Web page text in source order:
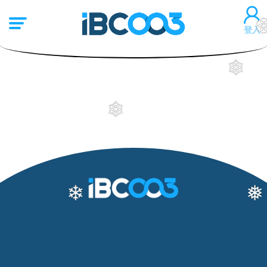
登入
❄
❄
❄
❅